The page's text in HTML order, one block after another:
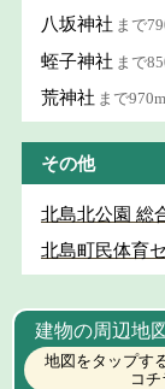
八坂神社 まで
蛭子神社 まで
荒神社 まで970m
その他
北島北公園 総
北島町民体育
建物の周辺地図
地図をタップす
コ